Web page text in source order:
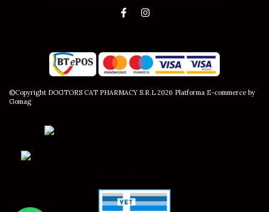
©Copyright DOGTORS CAT PHARMACY S.R.L 2026 Platforma E-commerce by
Gomag